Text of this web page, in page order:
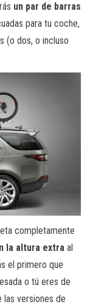
un par de barras
para tu coche,
(o dos, o incluso
completamente
la altura extra al
el primero que
o tú eres de
las versiones de